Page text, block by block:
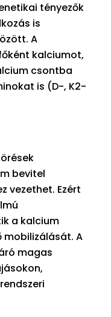
tényezők
is
A
kalciumot,
csontba
is (D-, K2-
bevitel
vezethet. Ezért
a kalcium
mobilizálását. A
magas